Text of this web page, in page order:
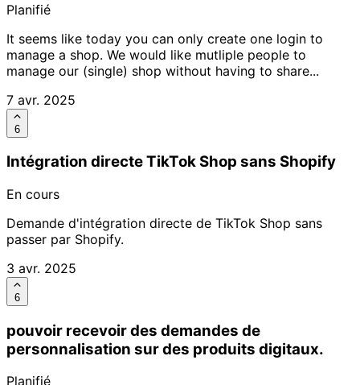
Planifié
It seems like today you can only create one login to
manage a shop. We would like mutliple people to
manage our (single) shop without having to share...
7 avr. 2025
6
Intégration directe TikTok Shop sans Shopify
En cours
Demande d'intégration directe de TikTok Shop sans
passer par Shopify.
3 avr. 2025
6
pouvoir recevoir des demandes de
personnalisation sur des produits digitaux.
Planifié